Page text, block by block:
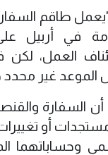
طاقم
في أربيل
العمل،
الموعد غير
أن السفارة
مستجدات أو
وحساباتهما